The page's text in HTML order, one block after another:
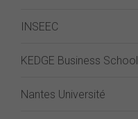
INSEEC
KEDGE Business School
Nantes Université